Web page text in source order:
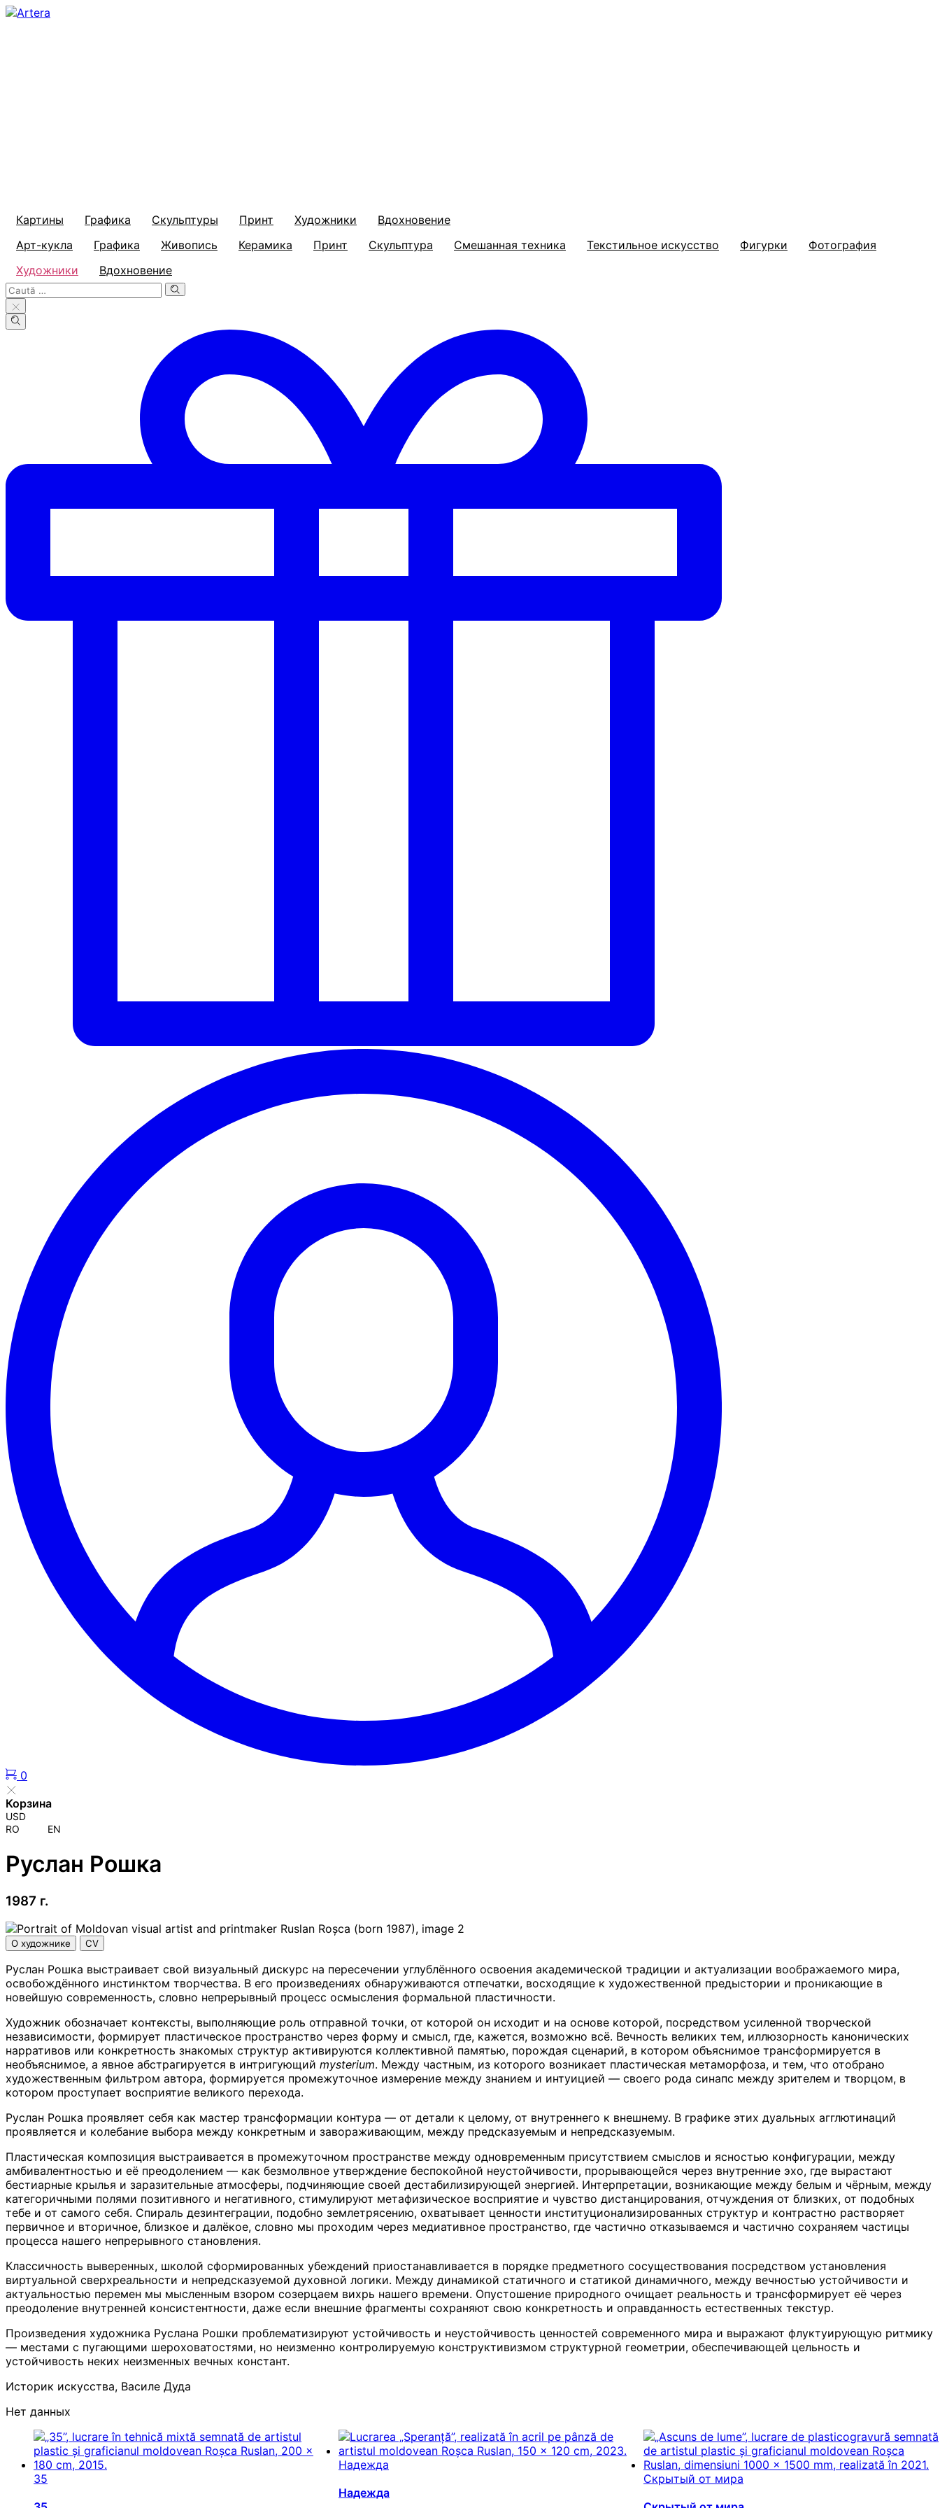
Картины Графика Скульптуры Принт Художники
Вдохновение
Арт-кукла
Графика Живопись Керамика Принт Скульптура Смешанная техника Текстильное искусство Фигурки
Фотография
Художники
Вдохновение
0
Корзина
USD
RO
EN
Руслан Рошка
1987 г.
О художнике CV
Руслан Рошка выстраивает свой визуальный дискурс на пересечении углублённого освоения академической традиции и актуализации воображаемого мира,
освобождённого инстинктом творчества. В его произведениях обнаруживаются отпечатки, восходящие к художественной предыстории и проникающие в
новейшую современность, словно непрерывный процесс осмысления формальной пластичности.
Художник обозначает контексты, выполняющие роль отправной точки, от которой он исходит и на основе которой, посредством усиленной творческой
независимости, формирует пластическое пространство через форму и смысл, где, кажется, возможно всё. Вечность великих тем, иллюзорность канонических
нарративов или конкретность знакомых структур активируются коллективной памятью, порождая сценарий, в котором объяснимое трансформируется в
необъяснимое, а явное абстрагируется в интригующий mysterium. Между частным, из которого возникает пластическая метаморфоза, и тем, что отобрано
художественным фильтром автора, формируется промежуточное измерение между знанием и интуицией — своего рода синапс между зрителем и творцом, в
котором проступает восприятие великого перехода.
Руслан Рошка проявляет себя как мастер трансформации контура — от детали к целому, от внутреннего к внешнему. В графике этих дуальных агглютинаций
проявляется и колебание выбора между конкретным и завораживающим, между предсказуемым и непредсказуемым.
Пластическая композиция выстраивается в промежуточном пространстве между одновременным присутствием смыслов и ясностью конфигурации, между
амбивалентностью и её преодолением — как безмолвное утверждение беспокойной неустойчивости, прорывающейся через внутренние эхо, где вырастают
бестиарные крылья и заразительные атмосферы, подчиняющие своей дестабилизирующей энергией. Интерпретации, возникающие между белым и чёрным, между
категоричными полями позитивного и негативного, стимулируют метафизическое восприятие и чувство дистанцирования, отчуждения от близких, от подобных
тебе и от самого себя. Спираль дезинтеграции, подобно землетрясению, охватывает ценности институционализированных структур и контрастно растворяет
первичное и вторичное, близкое и далёкое, словно мы проходим через медиативное пространство, где частично отказываемся и частично сохраняем частицы
процесса нашего непрерывного становления.
Классичность выверенных, школой сформированных убеждений приостанавливается в порядке предметного сосуществования посредством установления
виртуальной сверхреальности и непредсказуемой духовной логики. Между динамикой статичного и статикой динамичного, между вечностью устойчивости и
актуальностью перемен мы мысленным взором созерцаем вихрь нашего времени. Опустошение природного очищает реальность и трансформирует её через
преодоление внутренней консистентности, даже если внешние фрагменты сохраняют свою конкретность и оправданность естественных текстур.
Произведения художника Руслана Рошки проблематизируют устойчивость и неустойчивость ценностей современного мира и выражают флуктуирующую ритмику
— местами с пугающими шероховатостями, но неизменно контролируемую конструктивизмом структурной геометрии, обеспечивающей цельность и
устойчивость неких неизменных вечных констант.
Историк искусства, Василе Дуда
Нет данных
35
Надежда
Надежда
Скрытый от мира